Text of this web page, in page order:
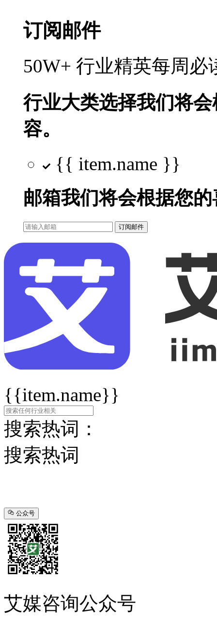
订阅邮件
50W+ 行业精英每周
行业大类选择我们将
容。
{{ item.name }}
邮箱我们将会根据您
订阅邮件
{{item.name}}
搜索热词：
搜索热词
公众号
艾媒咨询公众号